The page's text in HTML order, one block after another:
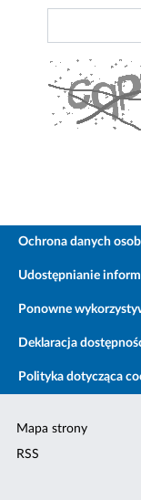
Ochrona danych
Udostępnianie
Ponowne
Deklaracja
Polityka dotycząca
Mapa strony
RSS